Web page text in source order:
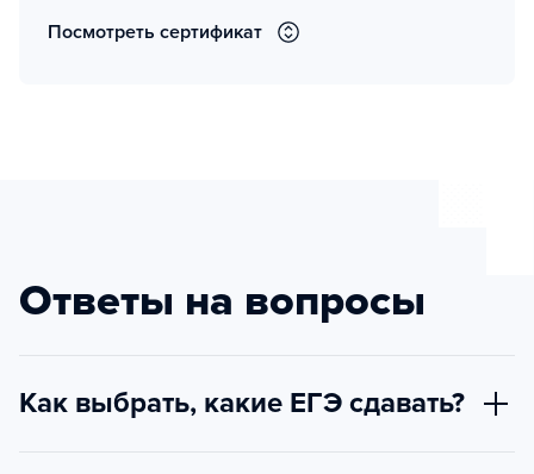
Посмотреть сертификат
Ответы на вопросы
Как выбрать, какие ЕГЭ сдавать?